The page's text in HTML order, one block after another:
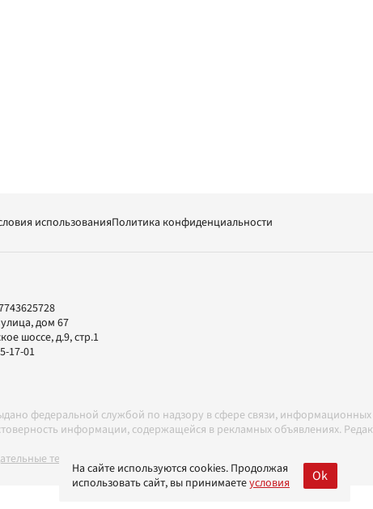
использованияПолитика конфиденциальности
дом 67
шоссе, д.9, стр.1
17-01
федеральной службой по надзору в сфере связи,
информации, содержащейся в рекламных объявлениях.
технологии в соответствии с Правилами
На сайте используются cookies. Продолжая
использовать сайт, вы принимаетеусловия Ok